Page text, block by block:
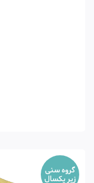
گروه سنی
زیر یکسال